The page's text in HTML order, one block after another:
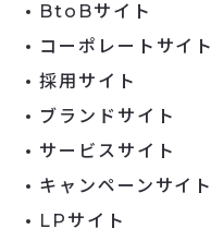
BtoBサイト
コーポレートサイト
採用サイト
ブランドサイト
サービスサイト
キャンペーンサイト
LPサイト